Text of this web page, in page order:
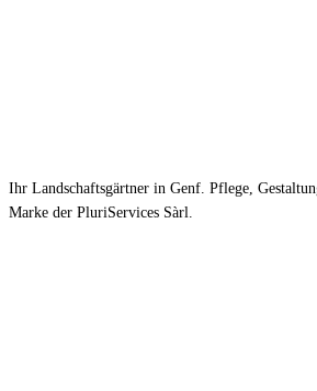
Ihr Landschaftsgärtner in Genf. Pflege,
Marke der PluriServices Sàrl.